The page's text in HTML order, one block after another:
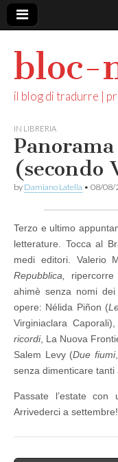
bloc-
il blog di tradurre |
IN LIBRERIA
(secondo
by Damiano Latella • 08/08/
Terzo e ultimo
letterature. Tocca al
medi editori. Valerio
Repubblica,
ahimè senza nomi
opere: Nélida Piñon (
Virginiaclara Caporali),
ricordi, La Nuova
Salem Levy (Due fiumi
senza dimenticare tanti
Passate l’estate
Arrivederci a settembre!